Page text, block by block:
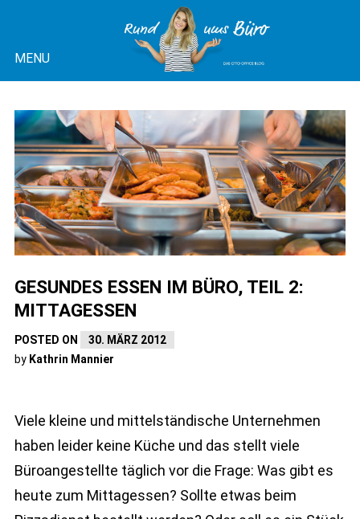
content
RUND UMS BÜRO
MENU
GESUNDES ESSEN IM BÜRO, TEIL 2:
MITTAGESSEN
POSTED ON
30. MÄRZ 2012
by Kathrin Mannier
Viele kleine und mittelständische Unternehmen
haben leider keine Küche und das stellt viele
Büroangestellte täglich vor die Frage: Was gibt es
heute zum Mittagessen? Sollte etwas beim